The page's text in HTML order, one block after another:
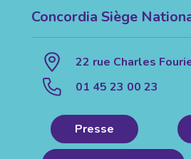
Concordia Siège
22 rue Charles
01 45 23 00 23
Presse